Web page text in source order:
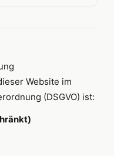
Website im
(DSGVO) ist: